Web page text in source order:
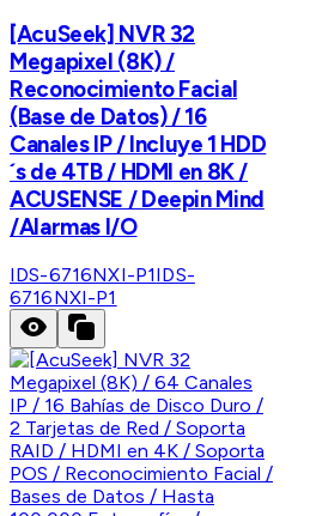
[AcuSeek] NVR 32
Megapixel (8K) /
Reconocimiento Facial
(Base de Datos) / 16
Canales IP / Incluye 1 HDD
´s de 4TB / HDMI en 8K /
ACUSENSE / Deepin Mind
/Alarmas I/O
IDS-6716NXI-P1IDS-
6716NXI-P1